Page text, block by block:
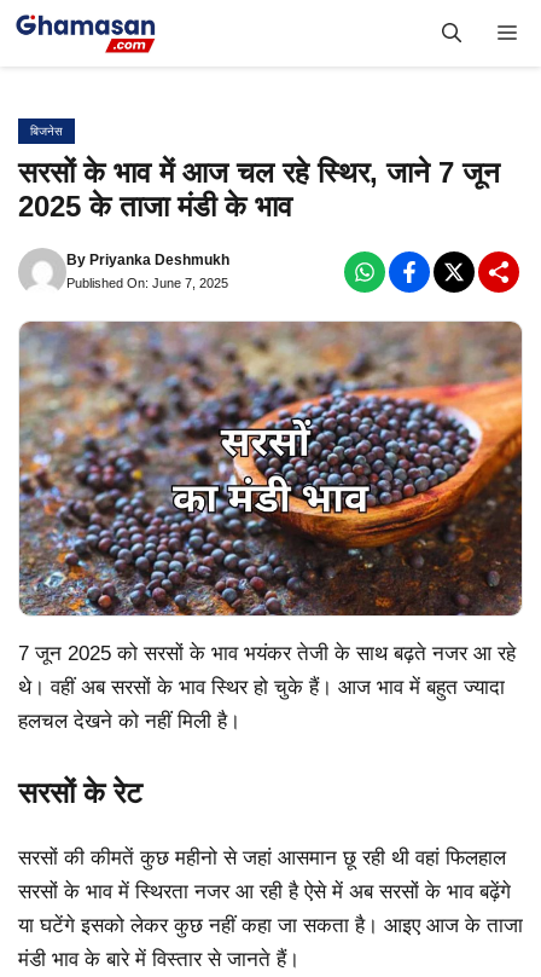
Skip
बिजनेस
सरसों के भाव में आज चल रहे स्थिर, जाने 7 जून
2025 के ताजा मंडी के भाव
By Priyanka Deshmukh
Published On: June 7, 2025
7 जून 2025 को सरसों के भाव भयंकर तेजी के साथ बढ़ते नजर आ रहे
थे। वहीं अब सरसों के भाव स्थिर हो चुके हैं। आज भाव में बहुत ज्यादा
हलचल देखने को नहीं मिली है।
सरसों के रेट
सरसों की कीमतें कुछ महीनो से जहां आसमान छू रही थी वहां फिलहाल
सरसों के भाव में स्थिरता नजर आ रही है ऐसे में अब सरसों के भाव बढ़ेंगे
या घटेंगे इसको लेकर कुछ नहीं कहा जा सकता है। आइए आज के ताजा
मंडी भाव के बारे में विस्तार से जानते हैं।